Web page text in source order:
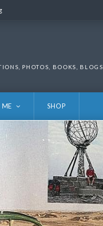
PHOTOS, BOOKS, BLOGS
SHOP